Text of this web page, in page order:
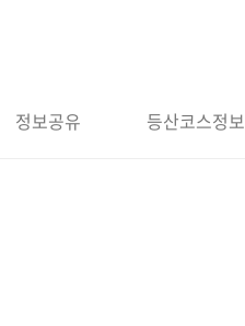
정보공유 등산코스정보